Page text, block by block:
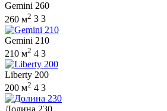
Gemini 260
260 м2 3 3
Gemini 210
210 м2 4 3
Liberty 200
200 м2 4 3